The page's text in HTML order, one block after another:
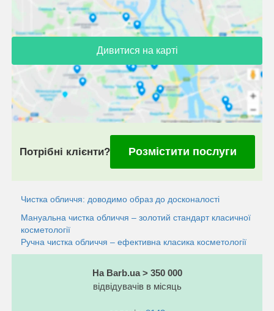
Дивитися на карті
Потрібні клієнти? Розмістити послуги
Чистка обличчя: доводимо образ до досконалості
Мануальна чистка обличчя – золотий стандарт класичної
косметології
Ручна чистка обличчя – ефективна класика косметології
На Barb.ua > 350 000
відвідувачів в місяць